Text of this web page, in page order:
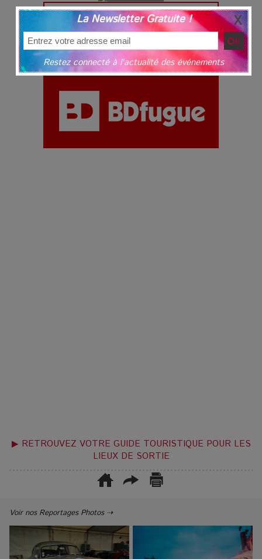
▶ RETROUVEZ VOTRE GUIDE TOURISTIQUE POUR LES
LIEUX DE SORTIE
Voir nos Reportages Photos ⇢
La Newsletter Gratuite !
Restez connecté à l'actualité des événements